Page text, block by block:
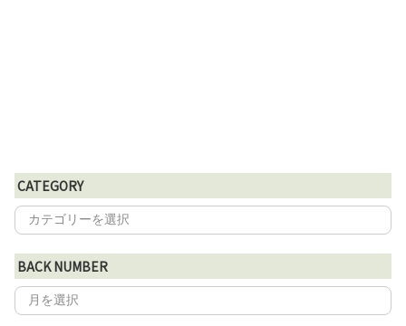
CATEGORY
BACK NUMBER